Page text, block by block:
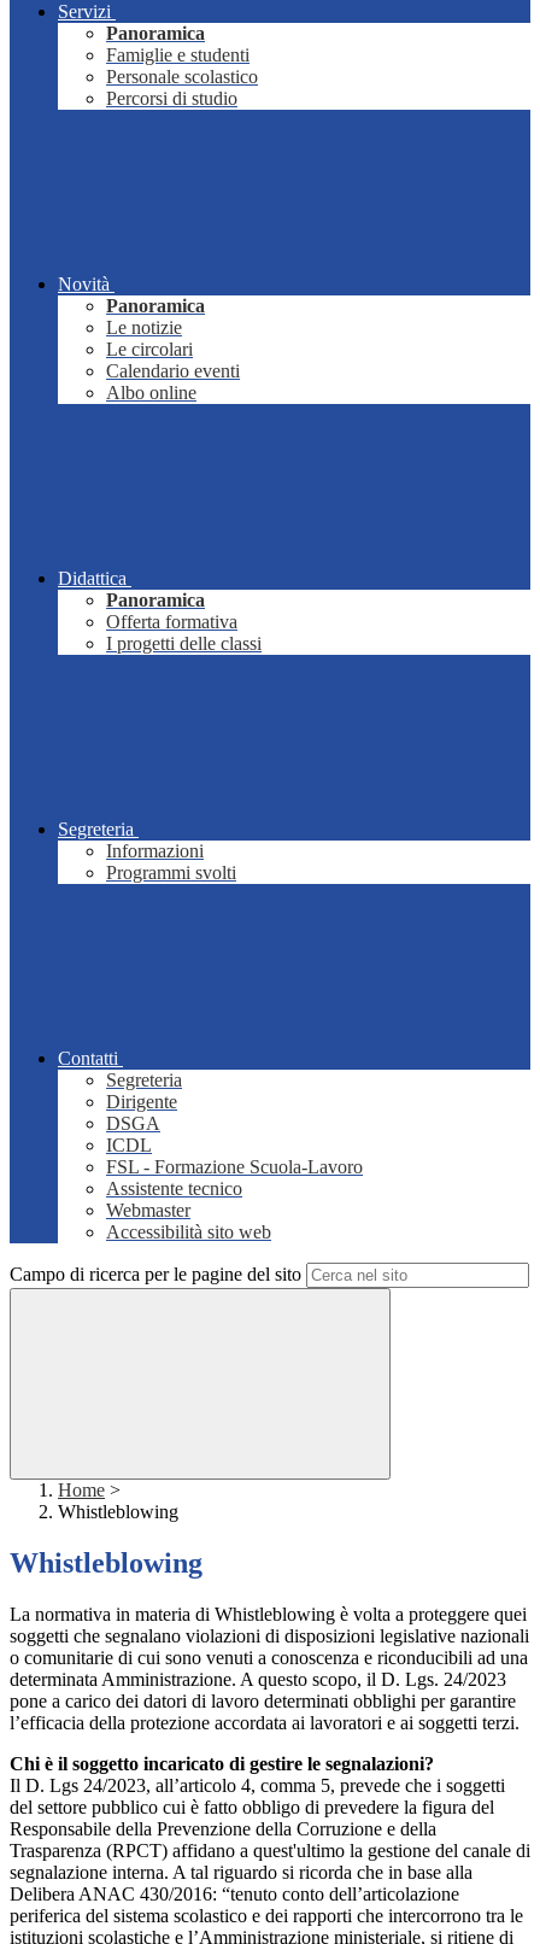
Servizi
Panoramica
Famiglie e studenti
Personale scolastico
Percorsi di studio
Novità
Panoramica
Le notizie
Le circolari
Calendario eventi
Albo online
Didattica
Panoramica
Offerta formativa
I progetti delle classi
Segreteria
Informazioni
Programmi svolti
Contatti
Segreteria
Dirigente
DSGA
ICDL
FSL - Formazione Scuola-Lavoro
Assistente tecnico
Webmaster
Accessibilità sito web
Campo di ricerca per le pagine del sito
Home >
Whistleblowing
Whistleblowing
La normativa in materia di Whistleblowing è volta a proteggere quei
soggetti che segnalano violazioni di disposizioni legislative nazionali
o comunitarie di cui sono venuti a conoscenza e riconducibili ad una
determinata Amministrazione. A questo scopo, il D. Lgs. 24/2023
pone a carico dei datori di lavoro determinati obblighi per garantire
l’efficacia della protezione accordata ai lavoratori e ai soggetti terzi.
Chi è il soggetto incaricato di gestire le segnalazioni?
Il D. Lgs 24/2023, all’articolo 4, comma 5, prevede che i soggetti
del settore pubblico cui è fatto obbligo di prevedere la figura del
Responsabile della Prevenzione della Corruzione e della
Trasparenza (RPCT) affidano a quest'ultimo la gestione del canale di
segnalazione interna. A tal riguardo si ricorda che in base alla
Delibera ANAC 430/2016: “tenuto conto dell’articolazione
periferica del sistema scolastico e dei rapporti che intercorrono tra le
istituzioni scolastiche e l’Amministrazione ministeriale, si ritiene di